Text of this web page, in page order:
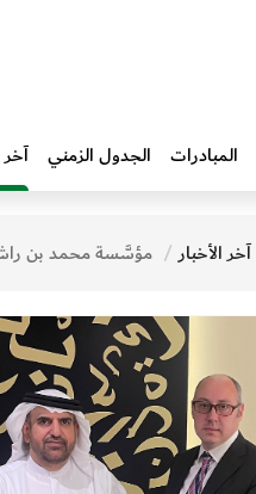
المبادرات‎ الجدول الزمني آخر
آخر الأخبار مؤسَّسة محمد بن راشد آل مكتوم للمعرفة تبحث سبل تعزيز التعاون مع